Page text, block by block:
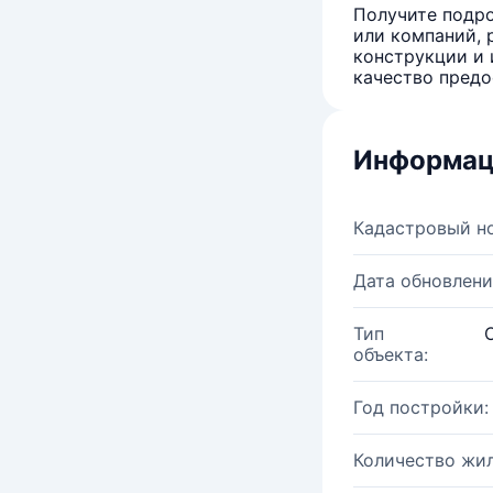
Получите
или компаний,
конструкции и
качество
Кадастровый
Дата
Тип
объекта:
Год постройки:
Количество